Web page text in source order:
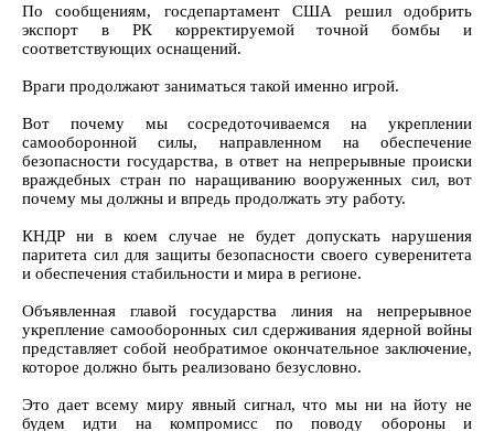
По сообщениям, госдепартамент США решил одобрить
экспорт в РК корректируемой точной бомбы и
соответствующих оснащений.
Враги продолжают заниматься такой именно игрой.
Вот почему мы сосредоточиваемся на укреплении
самооборонной силы, направленном на обеспечение
безопасности государства, в ответ на непрерывные происки
враждебных стран по наращиванию вооруженных сил, вот
почему мы должны и впредь продолжать эту работу.
КНДР ни в коем случае не будет допускать нарушения
паритета сил для защиты безопасности своего суверенитета
и обеспечения стабильности и мира в регионе.
Объявленная главой государства линия на непрерывное
укрепление самооборонных сил сдерживания ядерной войны
представляет собой необратимое окончательное заключение,
которое должно быть реализовано безусловно.
Это дает всему миру явный сигнал, что мы ни на йоту не
будем идти на компромисс по поводу обороны и